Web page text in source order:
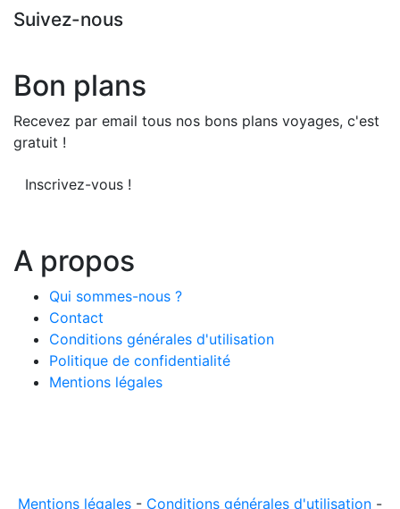
Suivez-nous
Bon plans
Recevez par email tous nos bons plans voyages, c'est
gratuit !
Inscrivez-vous !
A propos
Qui sommes-nous ?
Contact
Conditions générales d'utilisation
Politique de confidentialité
Mentions légales
Mentions légales - Conditions générales d'utilisation -